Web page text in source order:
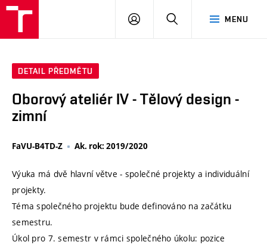
MENU
PŘIHLÁSIT
DETAIL PŘEDMĚTU
Oborový ateliér IV - Tělový design -
zimní
FaVU-B4TD-Z Ak. rok: 2019/2020
Výuka má dvě hlavní větve - společné projekty a individuální
projekty.
Téma společného projektu bude definováno na začátku
semestru.
Úkol pro 7. semestr v rámci společného úkolu: pozice